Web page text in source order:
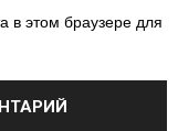
в этом браузере для